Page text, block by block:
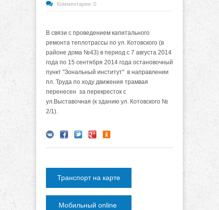
Комментарии: 0
В связи с проведением капитального
ремонта теплотрассы по ул. Котовского (в
районе дома №43) в период с 7 августа 2014
года по 15 сентября 2014 года остановочный
пункт "Зональный институт" в направлении
пл. Труда по ходу движения трамвая
перенесен за перекресток с
ул.Выставочная (к зданию ул. Котовского №
2/1).
Транспорт на карте
Мобильный online